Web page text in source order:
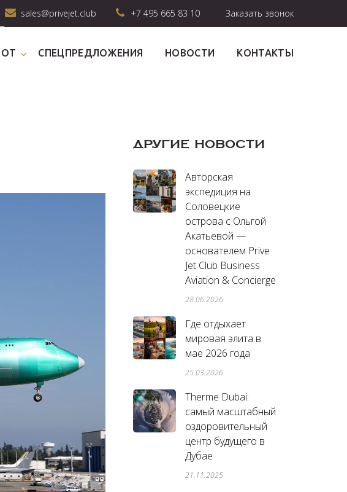
sales@privejet.club +7 495 665 83 10 Заказать звонок
СПЕЦПРЕДЛОЖЕНИЯ НОВОСТИ КОНТАКТЫ
ДРУГИЕ НОВОСТИ
Авторская
экспедиция на
Соловецкие
острова с Ольгой
Акатьевой —
основателем Prive
Jet Club Business
Aviation & Concierge
28.06.2026
Где отдыхает
мировая элита в
мае 2026 года
25.03.2026
Therme Dubai:
самый масштабный
оздоровительный
центр будущего в
Дубае
21.11.2025